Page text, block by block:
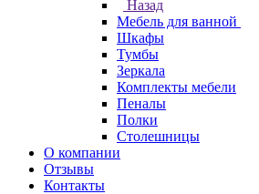
Назад
Мебель для ванной
Шкафы
Тумбы
Зеркала
Комплекты мебели
Пеналы
Полки
Столешницы
О компании
Отзывы
Контакты